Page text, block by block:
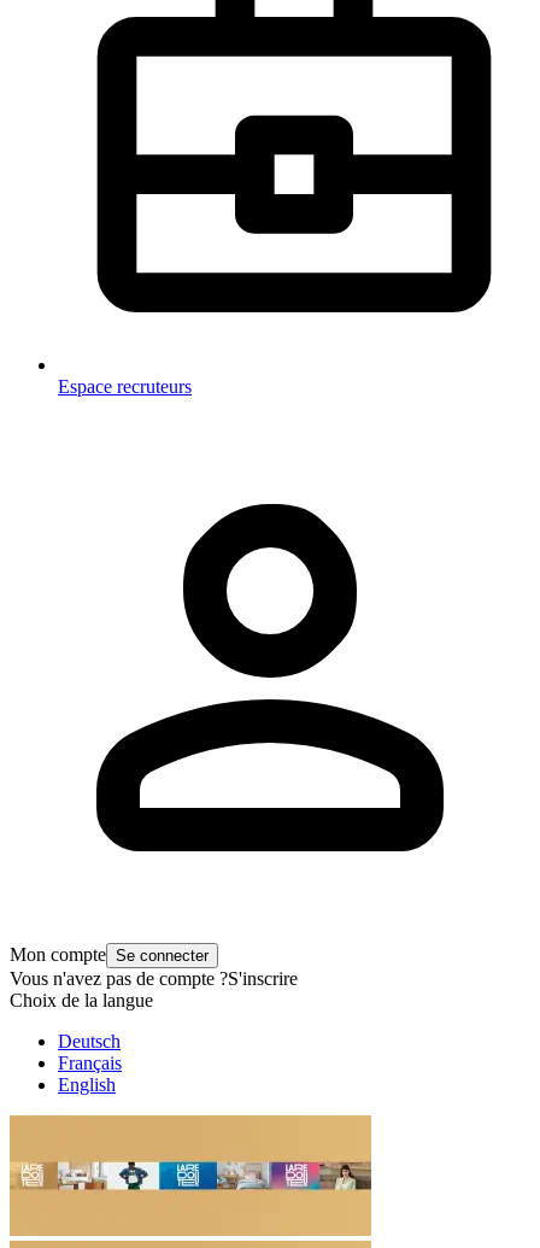
Espace recruteurs
Mon compte Se connecter
Vous n'avez pas de compte ?S'inscrire
Choix de la langue
Deutsch
Français
English